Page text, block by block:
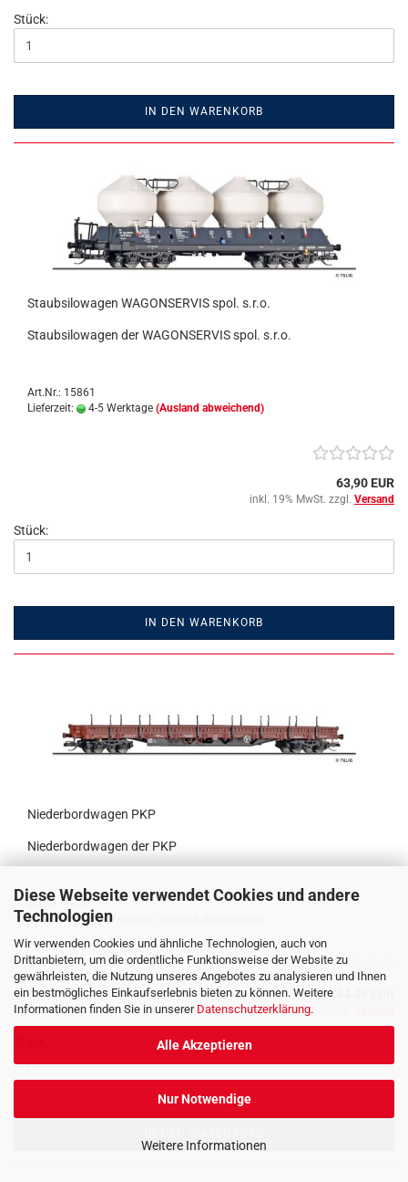
Diese Webseite verwendet Cookies und andere
Technologien
Wir verwenden Cookies und ähnliche Technologien, auch von
Drittanbietern, um die ordentliche Funktionsweise der Website zu
gewährleisten, die Nutzung unseres Angebotes zu analysieren und Ihnen
ein bestmögliches Einkaufserlebnis bieten zu können. Weitere
Informationen finden Sie in unserer Datenschutzerklärung.
Alle Akzeptieren
Nur Notwendige
Weitere Informationen
Stück:
IN DEN WARENKORB
Staubsilowagen WAGONSERVIS spol. s.r.o.
Staubsilowagen der WAGONSERVIS spol. s.r.o.
Art.Nr.: 15861
Lieferzeit:
4-5 Werktage (Ausland abweichend)
63,90 EUR
inkl. 19% MwSt. zzgl. Versand
Stück:
IN DEN WARENKORB
Niederbordwagen PKP
Niederbordwagen der PKP
Art.Nr.: 18139
Lieferzeit:
4-5 Werktage
inkl. 19% MwSt. zzgl.